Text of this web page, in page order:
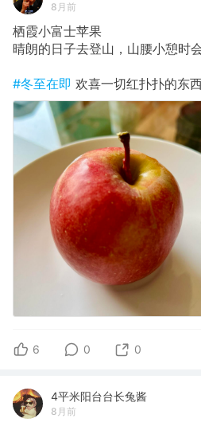
8月前
栖霞小富士苹果
晴朗的日子去登山，山腰小憩时
#冬至在即 欢喜一切红扑扑的东
6 0 0
4平米阳台台长兔酱
8月前